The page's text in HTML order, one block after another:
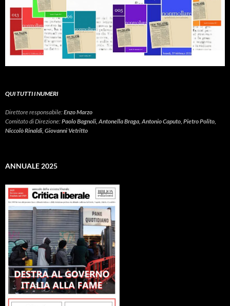
QUI TUTTI I NUMERI
Direttore responsabile:Enzo Marzo
Comitato di Direzione:Paolo Bagnoli, Antonella Braga, Antonio Caputo, Pietro Polito,
Niccolò Rinaldi, Giovanni Vetritto
ANNUALE 2025